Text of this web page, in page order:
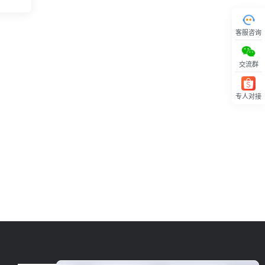
客服咨询
交流群
专人对接